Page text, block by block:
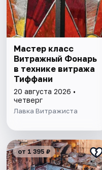
Мастер класс
Витражный Фонарь
в технике витража
Тиффани
20 августа 2026 •
четверг
Лавка Витражиста
от 1 395 ₽